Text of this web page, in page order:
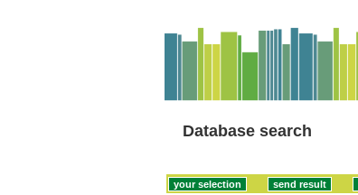
Database search